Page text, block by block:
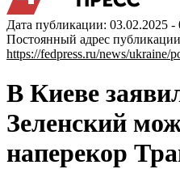
Дата публикации: 03.02.2025 -
Постоянный адрес
https://fedpress.ru/news/ukraine/
В Киеве
Зеленский
наперекор